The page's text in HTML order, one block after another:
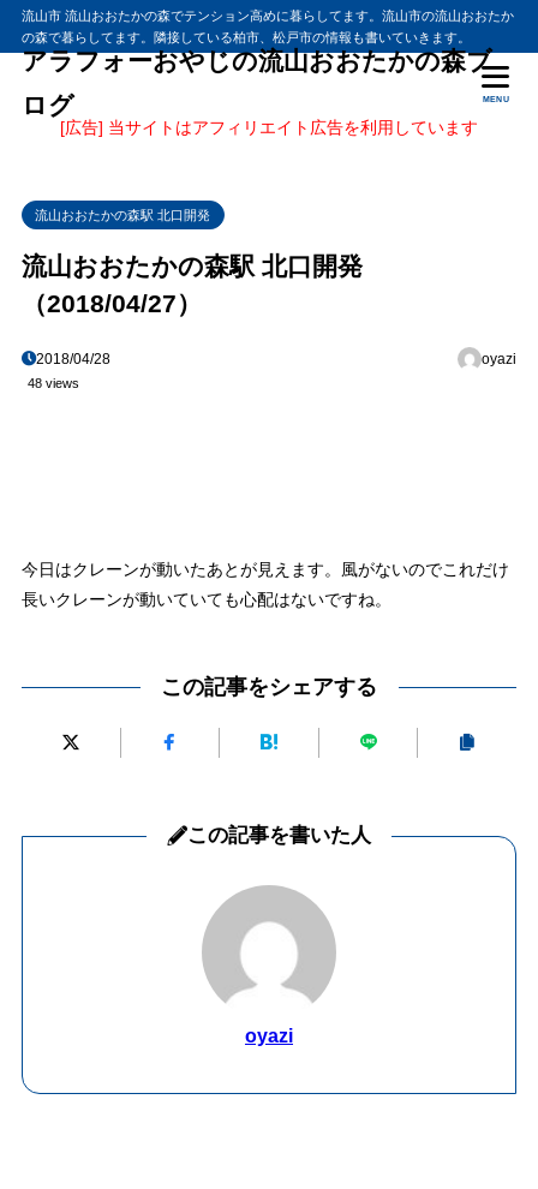
流山市 流山おおたかの森でテンション高めに暮らしてます。流山市の流山おおたか
の森で暮らしてます。隣接している柏市、松戸市の情報も書いていきます。
アラフォーおやじの流山おおたかの森ブ
ログ
MENU
[広告] 当サイトはアフィリエイト広告を利用しています
流山おおたかの森駅 北口開発
流山おおたかの森駅 北口開発
（2018/04/27）
2018/04/28 oyazi
48 views
今日はクレーンが動いたあとが見えます。風がないのでこれだけ
長いクレーンが動いていても心配はないですね。
この記事をシェアする
この記事を書いた人
oyazi